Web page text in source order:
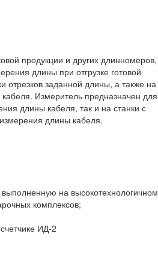
продукции и других длинномеров,
длины при отгрузке готовой
отрезков заданной длины, а также на
Измеритель предназначен для
длины кабеля, так и на станки с
длины кабеля.
на высокотехнологичном
комплексов;
ИД-2